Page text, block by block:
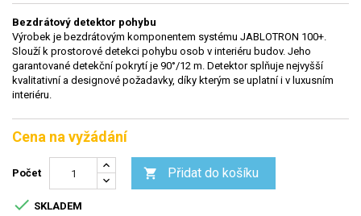
Bezdrátový detektor pohybu
Výrobek je bezdrátovým komponentem systému JABLOTRON 100+.
Slouží k prostorové detekci pohybu osob v interiéru budov. Jeho
garantované detekční pokrytí je 90°/12 m. Detektor splňuje nejvyšší
kvalitativní a designové požadavky, díky kterým se uplatní i v luxusním
interiéru.
Cena na vyžádání
Počet  Přidat do košíku
 SKLADEM